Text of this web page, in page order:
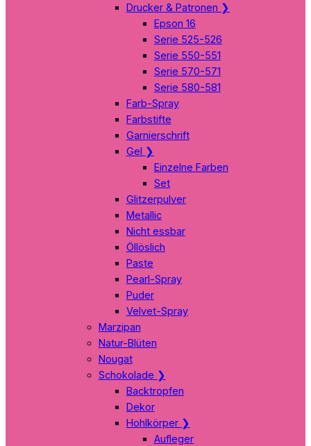
Drucker & Patronen ❯
Epson 16
Serie 525-526
Serie 550-551
Serie 570-571
Serie 580-581
Farb-Spray
Farbstifte
Garnierschrift
Gel ❯
Einzelne Farben
Set
Glitzerpulver
Metallic
Nicht essbar
Öllöslich
Paste
Pearl-Spray
Puder
Velvet-Spray
Marzipan
Natur-Blüten
Nougat
Schokolade ❯
Backtropfen
Dekor
Hohlkörper ❯
Aufleger